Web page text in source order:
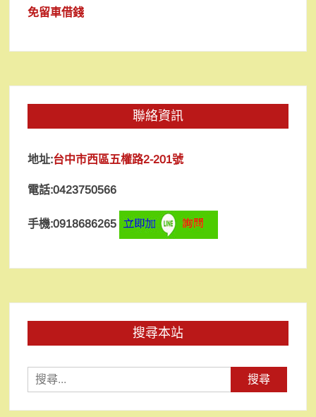
免留車借錢
聯絡資訊
地址:台中市西區五權路2-201號
電話:0423750566
手機:0918686265
搜尋本站
尋
關